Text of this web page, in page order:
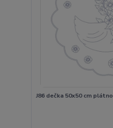
J86 dečka 50x50 cm plátno